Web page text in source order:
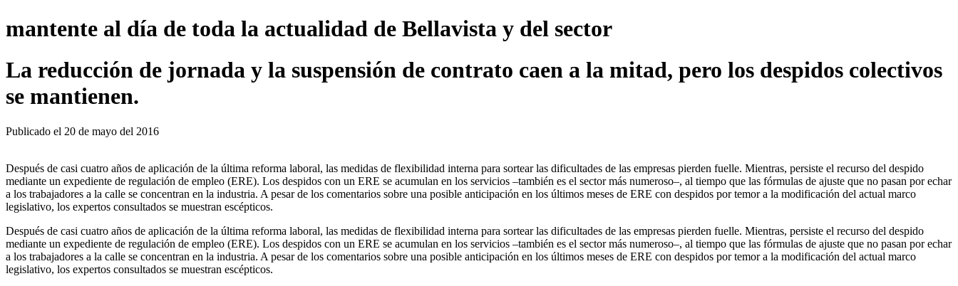
mantente al día de toda la actualidad de Bellavista y del sector
La reducción de jornada y la suspensión de contrato caen a la mitad, pero los despidos colectivos
se mantienen.
Publicado el 20 de mayo del 2016
Después de casi cuatro años de aplicación de la última reforma laboral, las medidas de flexibilidad interna para sortear las dificultades de las empresas pierden fuelle. Mientras, persiste el recurso del despido
mediante un expediente de regulación de empleo (ERE). Los despidos con un ERE se acumulan en los servicios –también es el sector más numeroso–, al tiempo que las fórmulas de ajuste que no pasan por echar
a los trabajadores a la calle se concentran en la industria. A pesar de los comentarios sobre una posible anticipación en los últimos meses de ERE con despidos por temor a la modificación del actual marco
legislativo, los expertos consultados se muestran escépticos.
Después de casi cuatro años de aplicación de la última reforma laboral, las medidas de flexibilidad interna para sortear las dificultades de las empresas pierden fuelle. Mientras, persiste el recurso del despido
mediante un expediente de regulación de empleo (ERE). Los despidos con un ERE se acumulan en los servicios –también es el sector más numeroso–, al tiempo que las fórmulas de ajuste que no pasan por echar
a los trabajadores a la calle se concentran en la industria. A pesar de los comentarios sobre una posible anticipación en los últimos meses de ERE con despidos por temor a la modificación del actual marco
legislativo, los expertos consultados se muestran escépticos.